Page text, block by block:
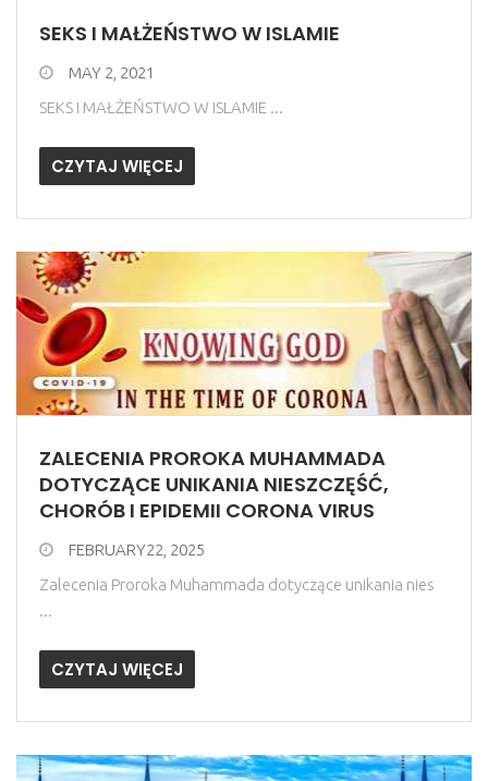
SEKS I MAŁŻEŃSTWO W ISLAMIE
MAY 2, 2021
SEKS I MAŁŻEŃSTWO W ISLAMIE ...
CZYTAJ WIĘCEJ
ZALECENIA PROROKA MUHAMMADA
DOTYCZĄCE UNIKANIA NIESZCZĘŚĆ,
CHORÓB I EPIDEMII CORONA VIRUS
FEBRUARY22, 2025
Zalecenia Proroka Muhammada dotyczące unikania nies
...
CZYTAJ WIĘCEJ